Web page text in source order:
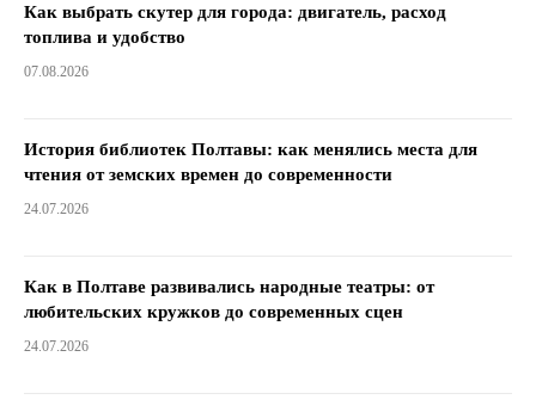
Как выбрать скутер для города: двигатель, расход
топлива и удобство
07.08.2026
История библиотек Полтавы: как менялись места для
чтения от земских времен до современности
24.07.2026
Как в Полтаве развивались народные театры: от
любительских кружков до современных сцен
24.07.2026